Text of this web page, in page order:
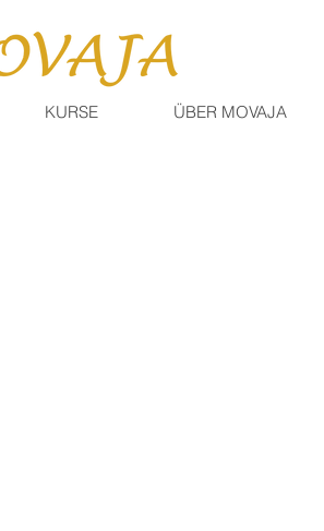
KURSE ÜBER MOVAJA